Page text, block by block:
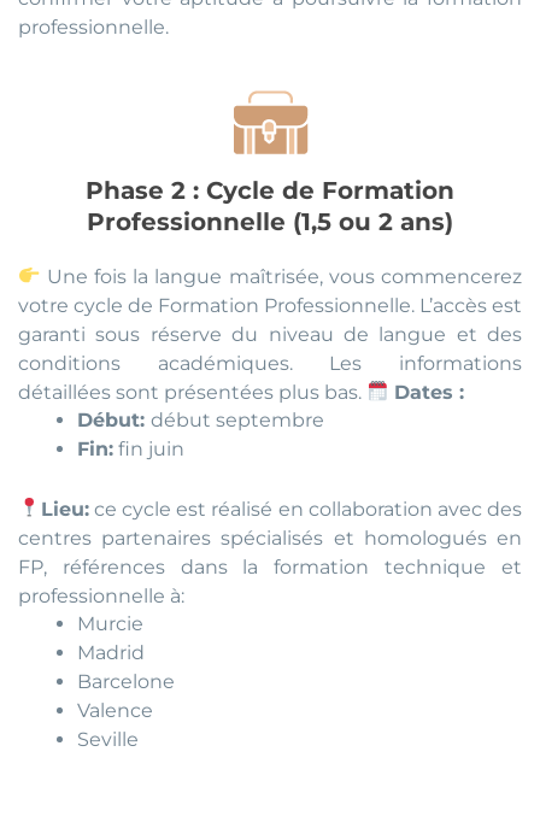
professionnelle.
Phase 2 : Cycle de Formation
Professionnelle (1,5 ou 2 ans)
Une fois la langue maîtrisée, vous commencerez
votre cycle de Formation Professionnelle. L’accès est
garanti sous réserve du niveau de langue et des
conditions académiques. Les informations
détaillées sont présentées plus bas.
Dates :
Début:début septembre
Fin: fin juin
Lieu:ce cycle est réalisé en collaboration avec des
centres partenaires spécialisés et homologués en
FP, références dans la formation technique et
professionnelle à:
Murcie
Madrid
Barcelone
Valence
Seville